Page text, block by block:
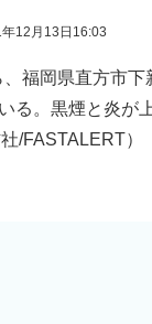
12月13日16:03
福岡県直方市下
る。黒煙と炎が
/FASTALERT）